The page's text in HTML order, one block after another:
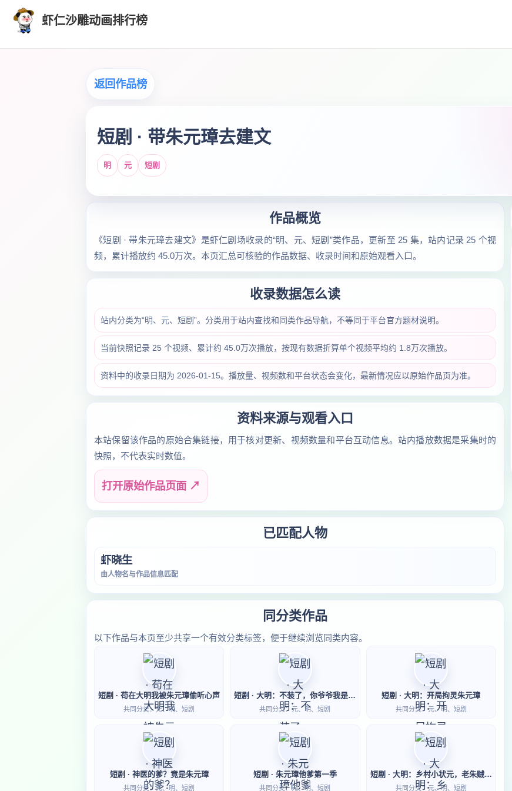
虾仁沙雕动画排行榜
返回作品榜
短剧 · 带朱元璋去建文
明 元 短剧
作品概览
《短剧 · 带朱元璋去建文》是虾仁剧场收录的“明、元、短剧”类作品，更新至 25 集，站内记录 25 个视
频，累计播放约 45.0万次。本页汇总可核验的作品数据、收录时间和原始观看入口。
收录数据怎么读
站内分类为“明、元、短剧”。分类用于站内查找和同类作品导航，不等同于平台官方题材说明。
当前快照记录 25 个视频、累计约 45.0万次播放，按现有数据折算单个视频平均约 1.8万次播放。
资料中的收录日期为 2026-01-15。播放量、视频数和平台状态会变化，最新情况应以原始作品页为准。
资料来源与观看入口
本站保留该作品的原始合集链接，用于核对更新、视频数量和平台互动信息。站内播放数据是采集时的
快照，不代表实时数值。
打开原始作品页面 ↗
已匹配人物
虾晓生
由人物名与作品信息匹配
同分类作品
以下作品与本页至少共享一个有效分类标签，便于继续浏览同类内容。
短剧 · 苟在大明我被朱元璋偷听心声
共同分类：元、明、短剧
短剧 · 大明：不装了，你爷爷我是朱元璋第二季
共同分类：元、明、短剧
短剧 · 大明：开局拘灵朱元璋
共同分类：元、明、短剧
短剧 · 神医的爹？竟是朱元璋
共同分类：元、明、短剧
短剧 · 朱元璋他爹第一季
共同分类：元、明、短剧
短剧 · 大明：乡村小状元，老朱贼稀罕我
共同分类：元、明、短剧